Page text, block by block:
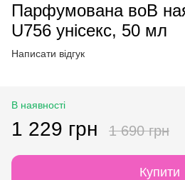
Парфумована воВ
U756 унісекс, 50 мл
Написати відгук
В наявності
1 229 грн 1 690 грн
Купити